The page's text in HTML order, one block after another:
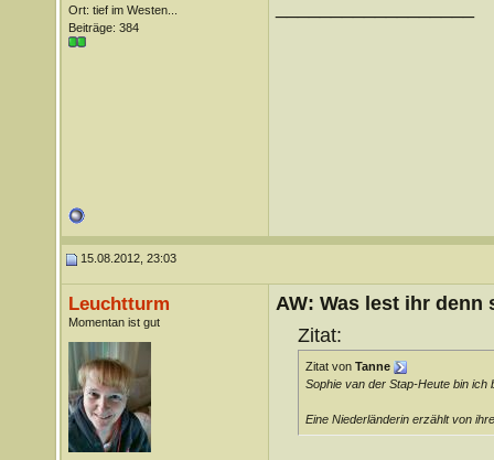
Ort: tief im Westen...
Beiträge: 384
15.08.2012, 23:03
Leuchtturm
Momentan ist gut
AW: Was lest ihr denn
Zitat:
Zitat von Tanne
Sophie van der Stap-Heute bin ich
Eine Niederländerin erzählt von